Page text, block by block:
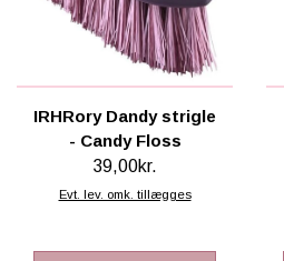
IRHRory Dandy strigle
- Candy Floss
39,00kr.
Evt. lev. omk. tillægges